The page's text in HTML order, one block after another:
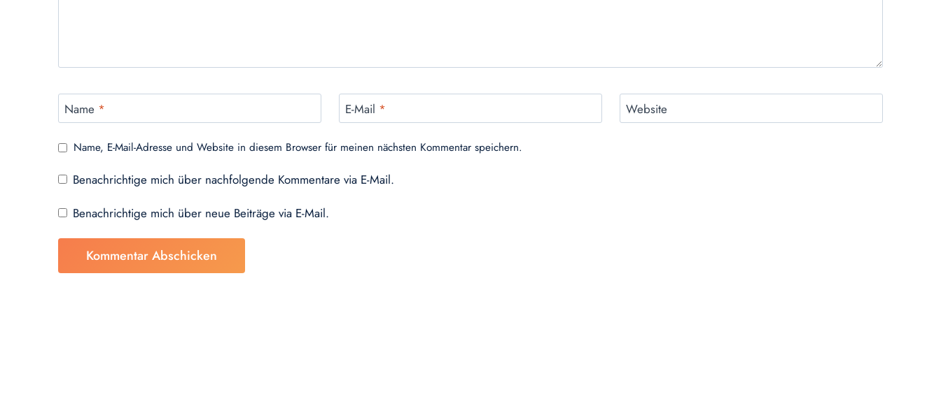
Name * E-Mail * Website
Name, E-Mail-Adresse und Website in diesem Browser für meinen nächsten Kommentar speichern.
Benachrichtige mich über nachfolgende Kommentare via E-Mail.
Benachrichtige mich über neue Beiträge via E-Mail.